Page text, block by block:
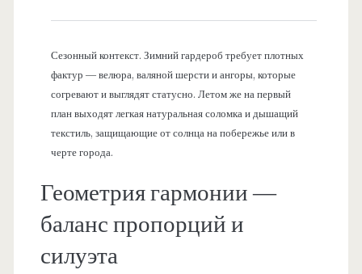
Сезонный контекст. Зимний гардероб требует плотных
фактур — велюра, валяной шерсти и ангоры, которые
согревают и выглядят статусно. Летом же на первый
план выходят легкая натуральная соломка и дышащий
текстиль, защищающие от солнца на побережье или в
черте города.
Геометрия гармонии —
баланс пропорций и
силуэта